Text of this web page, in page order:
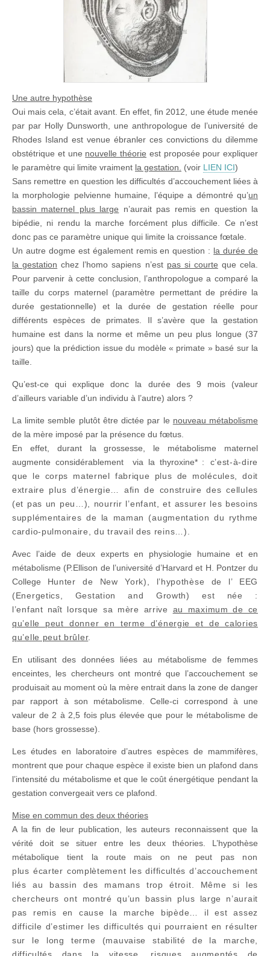
Une autre hypothèse
Oui mais cela, c’était avant. En effet, fin 2012, une étude menée
par par Holly Dunsworth, une anthropologue de l’université de
Rhodes Island est venue ébranler ces convictions du dilemme
obstétrique et une nouvelle théorie est proposée pour expliquer
le paramètre qui limite vraiment la gestation. (voir LIEN ICI)
Sans remettre en question les difficultés d’accouchement liées à
la morphologie pelvienne humaine, l’équipe a démontré qu’un
bassin maternel plus large n’aurait pas remis en question la
bipédie, ni rendu la marche forcément plus difficile. Ce n’est
donc pas ce paramètre unique qui limite la croissance fœtale.
Un autre dogme est également remis en question : la durée de
la gestation chez l’homo sapiens n’est pas si courte que cela.
Pour parvenir à cette conclusion, l’anthropologue a comparé la
taille du corps maternel (paramètre permettant de prédire la
durée gestationnelle) et la durée de gestation réelle pour
différents espèces de primates. Il s’avère que la gestation
humaine est dans la norme et même un peu plus longue (37
jours) que la prédiction issue du modèle « primate » basé sur la
taille.
Qu’est-ce qui explique donc la durée des 9 mois (valeur
d’ailleurs variable d’un individu à l’autre) alors ?
La limite semble plutôt être dictée par le nouveau métabolisme
de la mère imposé par la présence du fœtus.
En effet, durant la grossesse, le métabolisme maternel
augmente considérablement via la thyroxine* : c’est-à-dire
que le corps maternel fabrique plus de molécules, doit
extraire plus d’énergie… afin de construire des cellules
(et pas un peu…), nourrir l’enfant, et assurer les besoins
supplémentaires de la maman (augmentation du rythme
cardio-pulmonaire, du travail des reins…).
Avec l’aide de deux experts en physiologie humaine et en
métabolisme (P.Ellison de l’université d’Harvard et H. Pontzer du
College Hunter de New York), l’hypothèse de l’ EEG
(Energetics, Gestation and Growth) est née :
l’enfant naît lorsque sa mère arrive au maximum de ce
qu’elle peut donner en terme d’énergie et de calories
qu’elle peut brûler.
En utilisant des données liées au métabolisme de femmes
enceintes, les chercheurs ont montré que l’accouchement se
produisait au moment où la mère entrait dans la zone de danger
par rapport à son métabolisme. Celle-ci correspond à une
valeur de 2 à 2,5 fois plus élevée que pour le métabolisme de
base (hors grossesse).
Les études en laboratoire d’autres espèces de mammifères,
montrent que pour chaque espèce il existe bien un plafond dans
l’intensité du métabolisme et que le coût énergétique pendant la
gestation convergeait vers ce plafond.
Mise en commun des deux théories
A la fin de leur publication, les auteurs reconnaissent que la
vérité doit se situer entre les deux théories. L’hypothèse
métabolique tient la route mais on ne peut pas non
plus écarter complètement les difficultés d’accouchement
liés au bassin des mamans trop étroit. Même si les
chercheurs ont montré qu’un bassin plus large n’aurait
pas remis en cause la marche bipède… il est assez
difficile d’estimer les difficultés qui pourraient en résulter
sur le long terme (mauvaise stabilité de la marche,